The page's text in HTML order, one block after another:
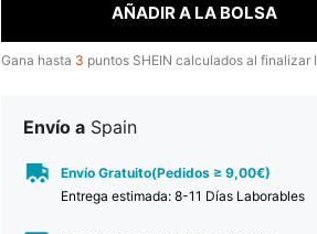
AÑADIR A LA BOLSA
Gana hasta 3 puntos SHEIN calculados al finalizar
Envío a Spain
Envío Gratuito(Pedidos ≥ 9,00€)
Entrega estimada: 8-11 Días Laborables